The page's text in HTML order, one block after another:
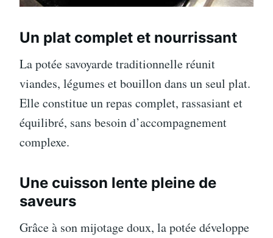
Un plat complet et nourrissant
La potée savoyarde traditionnelle réunit
viandes, légumes et bouillon dans un seul plat.
Elle constitue un repas complet, rassasiant et
équilibré, sans besoin d’accompagnement
complexe.
Une cuisson lente pleine de
saveurs
Grâce à son mijotage doux, la potée développe